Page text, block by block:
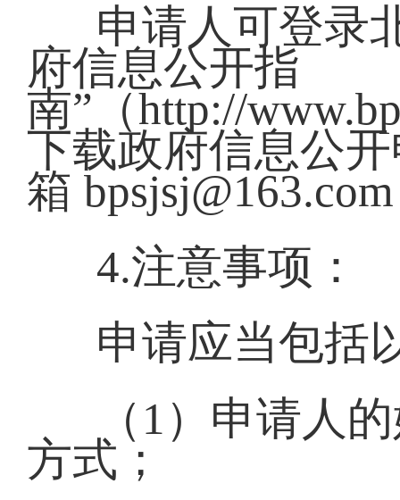
申请人可登录
府信息公开指
南”（http://
下载政府信息公
箱
4.注意事项：
申请应当包括
（1）申请人
方式；